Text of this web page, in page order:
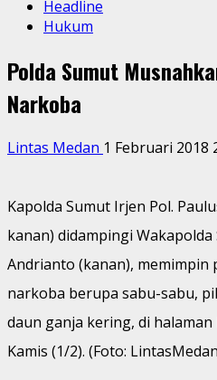
Headline
Hukum
Polda Sumut
Narkoba
Lintas Medan 1 Februari 2018
Kapolda Sumut Irjen Pol.
kanan) didampingi
Andrianto (kanan),
narkoba berupa sabu-sabu,
daun ganja kering, di
Kamis (1/2). (Foto: